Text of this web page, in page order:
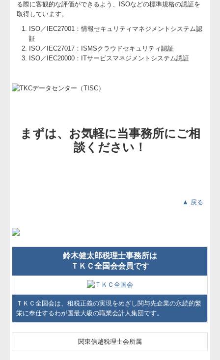
鈴木健太郎税理士事務所は
ＴＫＣ全国会会員です
ＴＫＣ全国会は、租税正義の実現をめざし関与先企業の永続的繁
栄に奉仕するわが国最大級の職業会計人集団です。
関東信越税理士会所属
る際に客観的な評価ができるよう、ISOなどの標準規格の認証を
取得しています。
ISO／IEC27001：情報セキュリティマネジメントシステム認
証
ISO／IEC27017：ISMSクラウドセキュリティ認証
ISO／IEC20000：ITサービスマネジメントシステム認証
まずは、お気軽に当事務所にご相
談ください！
▲ 戻る